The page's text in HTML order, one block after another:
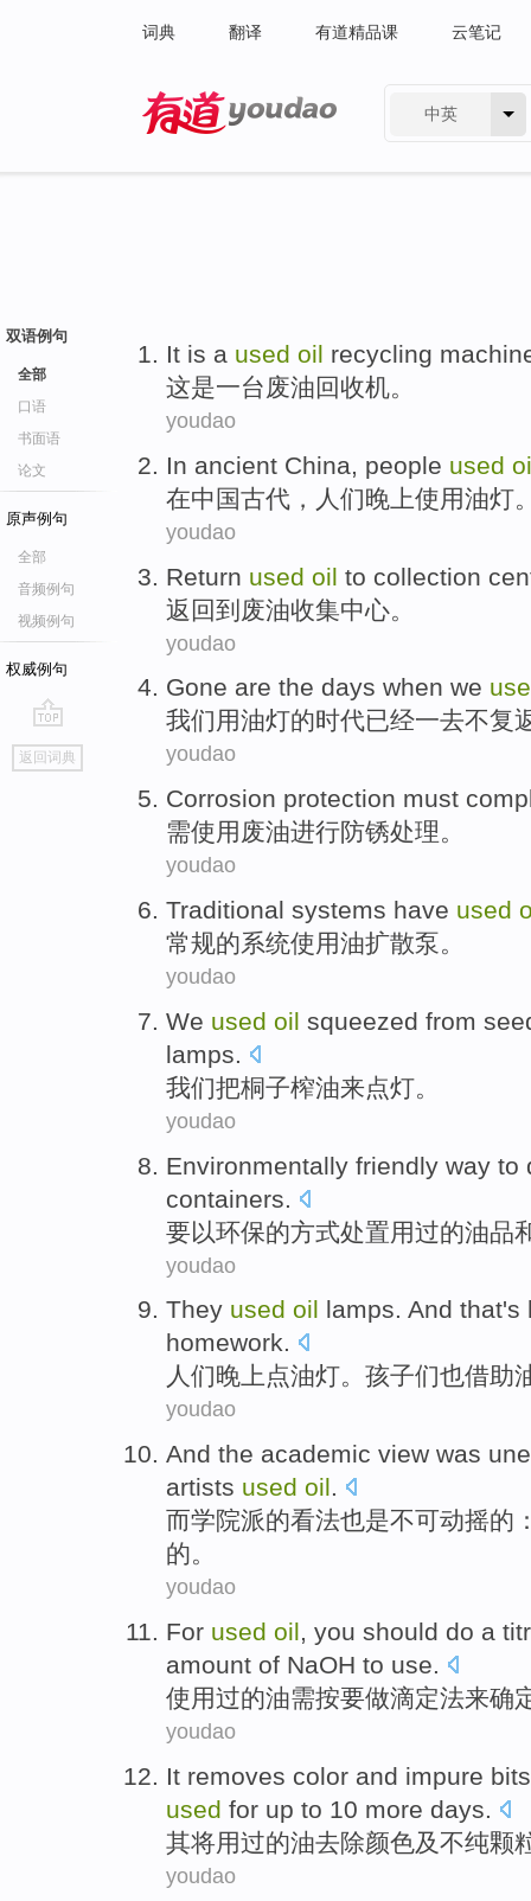
词典 翻译 有道精品课 云笔记
中英
双语例句
全部
口语
书面语
论文
原声例句
全部
音频例句
视频例句
权威例句
go
top
返回词典
It is a used oil recycling
这是一台废油回收机。
youdao
In ancient China, people used
在中国古代，人们晚上使用油灯
youdao
Return used oil to collection
返回到 废油收集中心。
youdao
Gone are the days when we
我们用油灯的时代已经一去不复
youdao
Corrosion protection must
需使用 废油进行防锈处理。
youdao
Traditional systems have used
常规的系统使用油扩散泵。
youdao
We used oil squeezed from
lamps.
我们把桐子榨油来点灯。
youdao
Environmentally friendly way to
containers
要以环保的方式处置用过的油品
youdao
They used oil lamps. And
homework.
人们晚上点油灯。 孩子们也借助
youdao
And the academic view was
artists used oil.
而学院派的看法也是不可动摇的
的。
youdao
For used oil, you should do a
amount of NaOH to use.
使用过的油需按要做滴定法来确
youdao
It removes color and impure bits
used for up to 10 more days.
其将用过的油去除颜色及不纯颗
youdao